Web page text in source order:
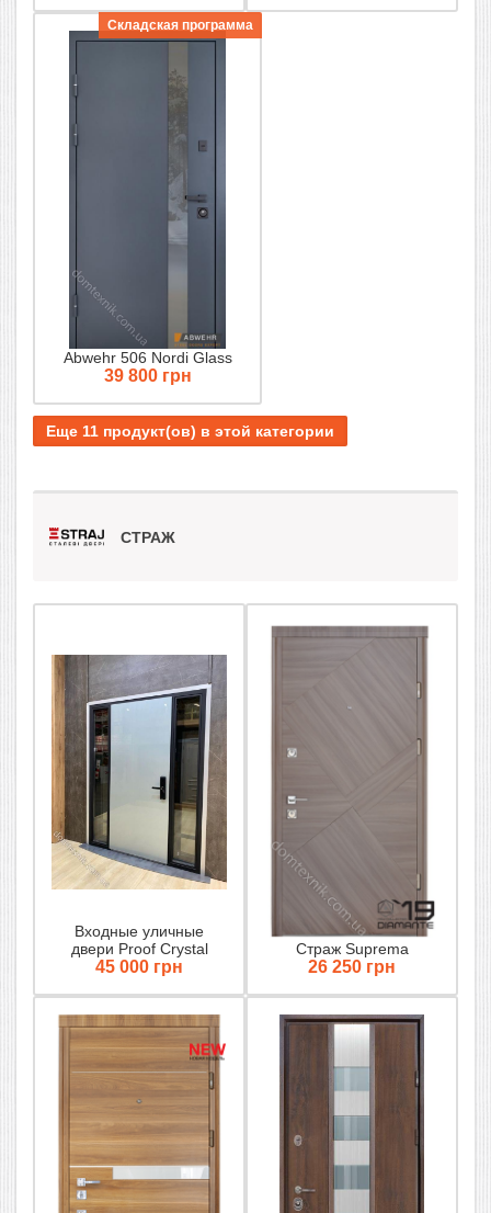
Abwehr 506 Nordi Glass
39 800 грн
Складская программа
Еще 11 продукт(ов) в этой категории
СТРАЖ
Входные уличные
двери Proof Crystal
45 000 грн
Страж Suprema
26 250 грн